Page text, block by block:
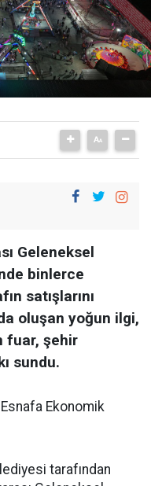
Geleneksel
binlerce
satışlarını
oluşan yoğun ilgi,
fuar, şehir
sundu.
Ekonomik
tarafından